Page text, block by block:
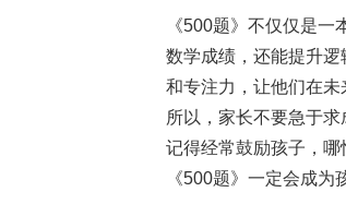
《500题》不仅仅是
数学成绩，还能提升
和专注力，让他们在未
所以，家长不要急于
记得经常鼓励孩子，哪
《500题》一定会成